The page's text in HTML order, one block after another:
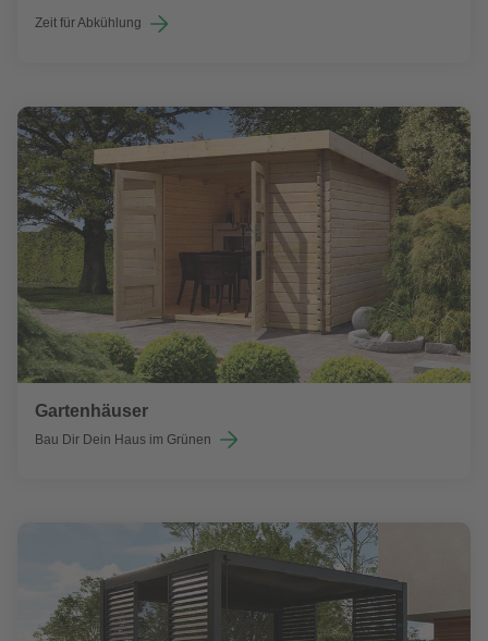
Zeit für Abkühlung
Gartenhäuser
Bau Dir Dein Haus im Grünen